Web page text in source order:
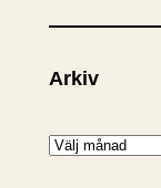
Arkiv
A